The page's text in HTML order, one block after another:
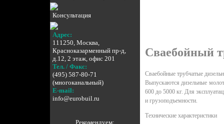
Консультация
Адрес:
111250, Москва,
Красноказарменный пр-д,
д.12, 2 этаж, офис 201
Тел. / Факс:
(495) 587-80-71
(многоканальный)
E-mail:
info@eurobuil.ru
Рекомендуем:
Сваебойный
Сваебойные трубчатые
Выпускаются дизельные
600 до 5000 кг. Для
и грузоподъемности.
Технические характеристики